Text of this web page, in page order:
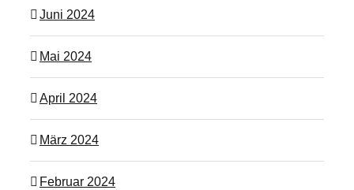
Juni 2024
Mai 2024
April 2024
März 2024
Februar 2024